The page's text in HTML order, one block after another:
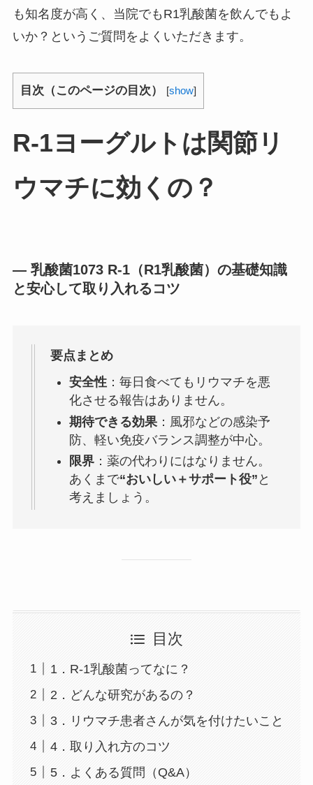
も知名度が高く、当院でもR1乳酸菌を飲んでもよ
いか？というご質問をよくいただきます。
目次（このページの目次） [show]
R-1ヨーグルトは関節リ
ウマチに効くの？
― 乳酸菌1073 R-1（R1乳酸菌）の基礎知識
と安心して取り入れるコツ
要点まとめ
安全性：毎日食べてもリウマチを悪
化させる報告はありません。
期待できる効果：風邪などの感染予
防、軽い免疫バランス調整が中心。
限界：薬の代わりにはなりません。
あくまで“おいしい＋サポート役” と
考えましょう。
目次
1．R-1乳酸菌ってなに？
2．どんな研究があるの？
3．リウマチ患者さんが気を付けたいこと
4．取り入れ方のコツ
5．よくある質問（Q&A）